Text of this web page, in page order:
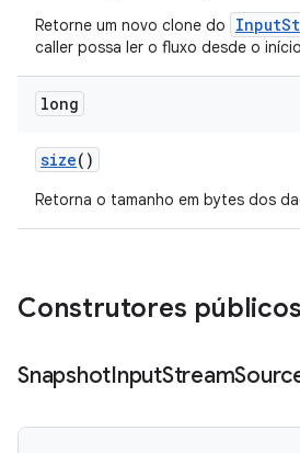
Retorne um novo clone do
caller possa ler o fluxo desde o
long
size()
Retorna o tamanho em bytes dos
Construtores públicos
SnapshotInputStream